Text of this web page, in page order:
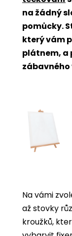
na žádný
pomůcky.
který vám
plátnem, a
Na vámi
až stovky
kroužků,